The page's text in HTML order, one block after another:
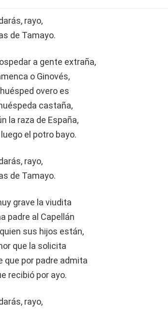
rayo,
de Tamayo.
a gente extraña,
o Ginovés,
overo es
castaña,
la raza de España,
el potro bayo.
rayo,
de Tamayo.
grave la viudita
padre al Capellán
sus hijos están,
que la solicita
que por padre admita
recibió por ayo.
rayo,